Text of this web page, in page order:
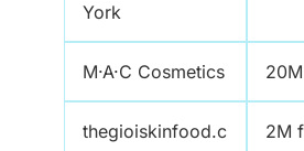
York
M·A·C Cosmetics
thegioiskinfood.c
2M